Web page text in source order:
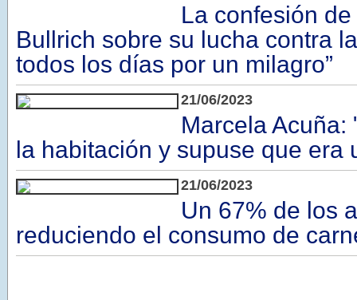
La confesión
Bullrich sobre su lucha contra
todos los días por un milagro”
21/06/2023
Marcela Acuña:
la habitación y supuse que era
21/06/2023
Un 67% de los
reduciendo el consumo de